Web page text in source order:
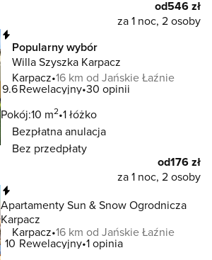
od546 zł
za 1 noc, 2 osoby
Popularny wybór
Willa Szyszka Karpacz
Karpacz 16 km od Jańskie Łaźnie
9.6Rewelacyjny 30 opinii
Pokój:10 m2 1 łóżko
Bezpłatna anulacja
Bez przedpłaty
od176 zł
za 1 noc, 2 osoby
Apartamenty Sun & Snow Ogrodnicza
Karpacz
Karpacz 16 km od Jańskie Łaźnie
10 Rewelacyjny 1 opinia